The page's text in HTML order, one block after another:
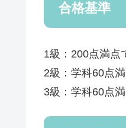
合格基準
1級：200点満点
2級：学科60点
3級：学科60点